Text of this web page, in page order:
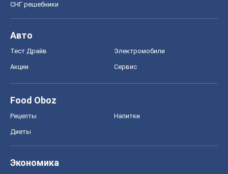
СНГ решебники
Авто
Тест Драйв Электромобили
Акции Сервис
Food Oboz
Рецепты Напитки
Диеты
Экономика